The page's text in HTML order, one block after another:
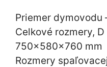
Priemer dymovodu
Celkové rozmery, D
750x580x760 mm
Rozmery